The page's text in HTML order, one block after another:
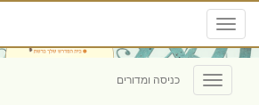
Toggle
navigation
Toggle
navigation
כניסה ומדורים